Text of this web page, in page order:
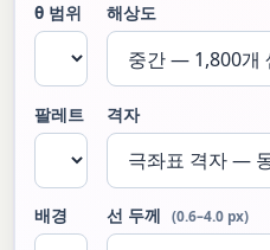
θ 범위 해상도
팔레트 격자
배경 선 두께 (0.6–4.0 px)